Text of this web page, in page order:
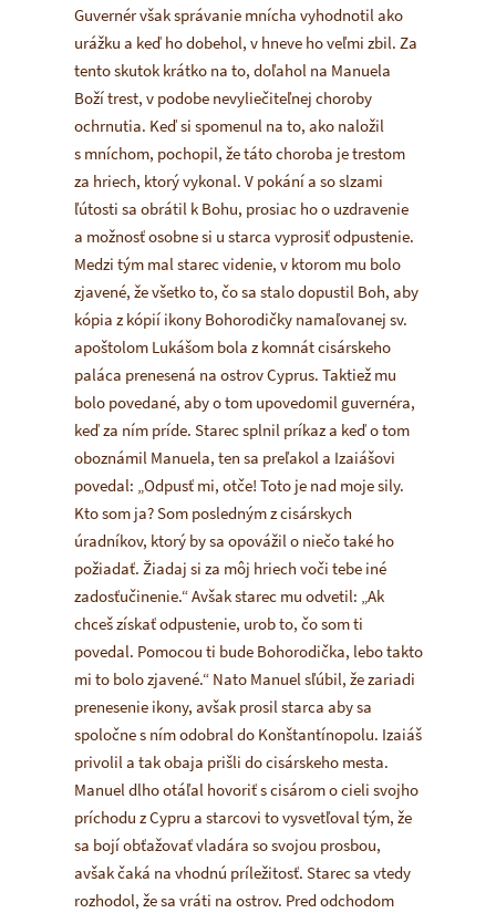
Guvernér však správanie mnícha vyhodnotil ako
urážku a keď ho dobehol, v hneve ho veľmi zbil. Za
tento skutok krátko na to, doľahol na Manuela
Boží trest, v podobe nevyliečiteľnej choroby
ochrnutia. Keď si spomenul na to, ako naložil
s mníchom, pochopil, že táto choroba je trestom
za hriech, ktorý vykonal. V pokání a so slzami
ľútosti sa obrátil k Bohu, prosiac ho o uzdravenie
a možnosť osobne si u starca vyprosiť odpustenie.
Medzi tým mal starec videnie, v ktorom mu bolo
zjavené, že všetko to, čo sa stalo dopustil Boh, aby
kópia z kópií ikony Bohorodičky namaľovanej sv.
apoštolom Lukášom bola z komnát cisárskeho
paláca prenesená na ostrov Cyprus. Taktiež mu
bolo povedané, aby o tom upovedomil guvernéra,
keď za ním príde. Starec splnil príkaz a keď o tom
oboznámil Manuela, ten sa preľakol a Izaiášovi
povedal: „Odpusť mi, otče! Toto je nad moje sily.
Kto som ja? Som posledným z cisárskych
úradníkov, ktorý by sa opovážil o niečo také ho
požiadať. Žiadaj si za môj hriech voči tebe iné
zadosťučinenie.“ Avšak starec mu odvetil: „Ak
chceš získať odpustenie, urob to, čo som ti
povedal. Pomocou ti bude Bohorodička, lebo takto
mi to bolo zjavené.“ Nato Manuel sľúbil, že zariadi
prenesenie ikony, avšak prosil starca aby sa
spoločne s ním odobral do Konštantínopolu. Izaiáš
privolil a tak obaja prišli do cisárskeho mesta.
Manuel dlho otáľal hovoriť s cisárom o cieli svojho
príchodu z Cypru a starcovi to vysvetľoval tým, že
sa bojí obťažovať vladára so svojou prosbou,
avšak čaká na vhodnú príležitosť. Starec sa vtedy
rozhodol, že sa vráti na ostrov. Pred odchodom